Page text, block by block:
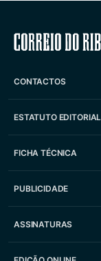
CONTACTOS
ESTATUTO EDITORIAL
FICHA TÉCNICA
PUBLICIDADE
ASSINATURAS